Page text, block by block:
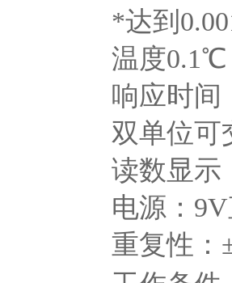
*达到
温度0.1℃
响应时间
双单位可
读数显示
电源： 9V
重复性：